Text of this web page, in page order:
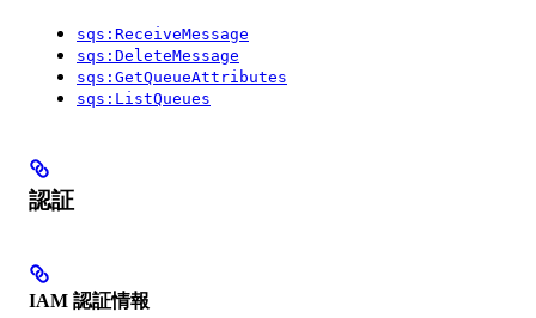
sqs:ReceiveMessage
sqs:DeleteMessage
sqs:GetQueueAttributes
sqs:ListQueues
認証
IAM 認証情報